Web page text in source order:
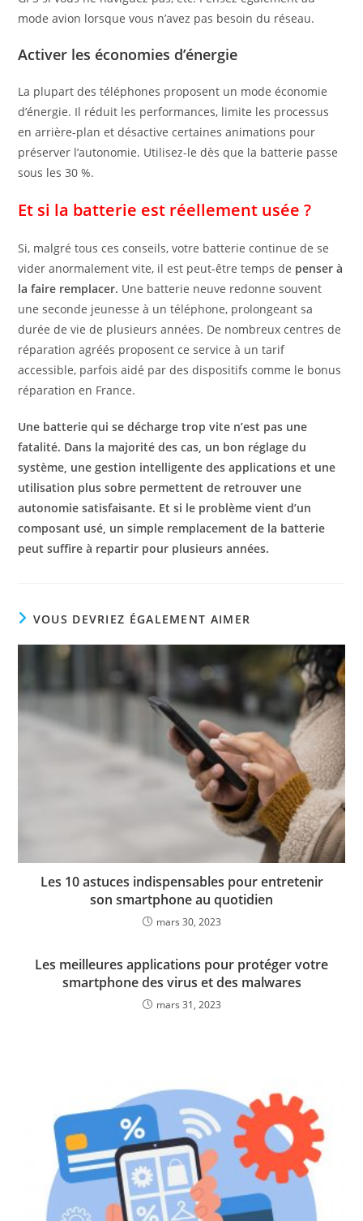
mode avion lorsque vous n’avez pas besoin du réseau.
Activer les économies d’énergie
La plupart des téléphones proposent un mode économie
d’énergie. Il réduit les performances, limite les processus
en arrière-plan et désactive certaines animations pour
préserver l’autonomie. Utilisez-le dès que la batterie passe
sous les 30 %.
Et si la batterie est réellement usée ?
Si, malgré tous ces conseils, votre batterie continue de se
vider anormalement vite, il est peut-être temps de penser à
la faire remplacer. Une batterie neuve redonne souvent
une seconde jeunesse à un téléphone, prolongeant sa
durée de vie de plusieurs années. De nombreux centres de
réparation agréés proposent ce service à un tarif
accessible, parfois aidé par des dispositifs comme le bonus
réparation en France.
Une batterie qui se décharge trop vite n’est pas une
fatalité. Dans la majorité des cas, un bon réglage du
système, une gestion intelligente des applications et une
utilisation plus sobre permettent de retrouver une
autonomie satisfaisante. Et si le problème vient d’un
composant usé, un simple remplacement de la batterie
peut suffire à repartir pour plusieurs années.
VOUS DEVRIEZ ÉGALEMENT AIMER
Les 10 astuces indispensables pour entretenir
son smartphone au quotidien
mars 30, 2023
Les meilleures applications pour protéger votre
smartphone des virus et des malwares
mars 31, 2023